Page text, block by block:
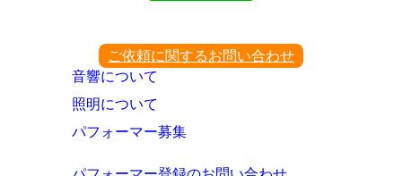
ご依頼に関するお問い合わせ
音響について
照明について
パフォーマー募集